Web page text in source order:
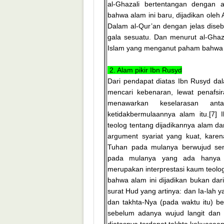
al-Ghazali bertentangan dengan
bahwa alam ini baru, dijadikan
Dalam al-Qur’an dengan jelas
gala sesuatu. Dan menurut al-
Islam yang menganut paham
2. Alam pikir Ibn Rusyd
Dari pendapat diatas Ibn Rusyd
mencari kebenaran, lewat
menawarkan keselarasan
ketidakbermulaannya alam itu.[7]
teolog tentang dijadikannya alam
argument syariat yang kuat,
Tuhan pada mulanya berwujud
pada mulanya yang ada
merupakan interprestasi kaum
bahwa alam ini dijadikan bukan
surat Hud yang artinya: dan Ia-lah
dan takhta-Nya (pada waktu itu)
sebelum adanya wujud langit